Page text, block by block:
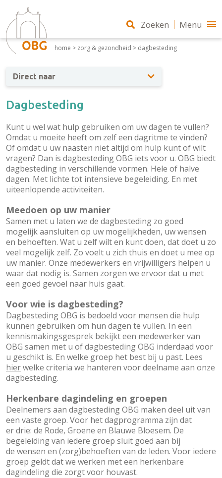
home > zorg & gezondheid > dagbesteding
Direct naar
Dagbesteding
Kunt u wel wat hulp gebruiken om uw dagen te vullen?
Omdat u moeite heeft om zelf een dagritme te vinden?
Of omdat u uw naasten niet altijd om hulp kunt of wilt
vragen? Dan is dagbesteding OBG iets voor u. OBG biedt
dagbesteding in verschillende vormen. Hele of halve
dagen. Met lichte tot intensieve begeleiding. En met
uiteenlopende activiteiten.
Meedoen op uw manier
Samen met u laten we de dagbesteding zo goed
mogelijk aansluiten op uw mogelijkheden, uw wensen
en behoeften. Wat u zelf wilt en kunt doen, dat doet u zo
veel mogelijk zelf. Zo voelt u zich thuis en doet u mee op
uw manier. Onze medewerkers en vrijwilligers helpen u
waar dat nodig is. Samen zorgen we ervoor dat u met
een goed gevoel naar huis gaat.
Voor wie is dagbesteding?
Dagbesteding OBG is bedoeld voor mensen die hulp
kunnen gebruiken om hun dagen te vullen. In een
kennismakingsgesprek bekijkt een medewerker van
OBG samen met u of dagbesteding OBG inderdaad voor
u geschikt is. En welke groep het best bij u past. Lees
hierwelke criteria we hanteren voor deelname aan onze
dagbesteding.
Herkenbare dagindeling en groepen
Deelnemers aan dagbesteding OBG maken deel uit van
een vaste groep. Voor het dagprogramma zijn dat
er drie: de Rode, Groene en Blauwe Bloesem. De
begeleiding van iedere groep sluit goed aan bij
de wensen en (zorg)behoeften van de leden. Voor iedere
groep geldt dat we werken met een herkenbare
dagindeling die zorgt voor houvast.
Zoeken Menu